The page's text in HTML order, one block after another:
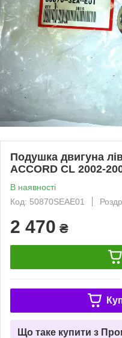
Подушка двигуна
ACCORD CL 2002-
В наявності
Код: 50870SEAE01
2 470 ₴
Що таке купити з